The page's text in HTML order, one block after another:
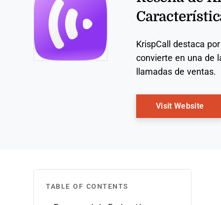
KrispCall destaca
convierte en una de
llamadas de ventas.
Visit Website
TABLE OF CONTENTS